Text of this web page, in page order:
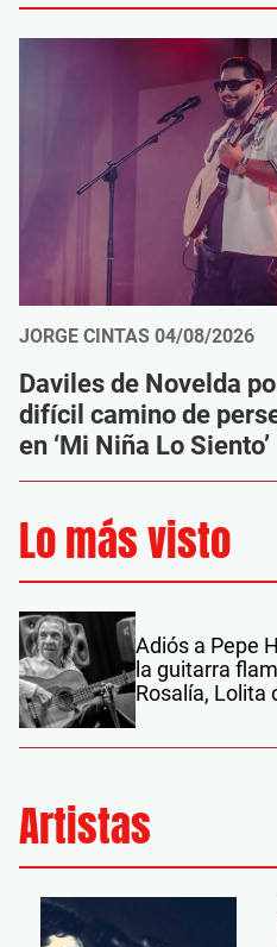
JORGE CINTAS 04/08/2026
Daviles de Novelda
difícil camino de
en ‘Mi Niña Lo Siento’
Lo más visto
Adiós a Pepe
la guitarra
Rosalía, Lolita
Artistas